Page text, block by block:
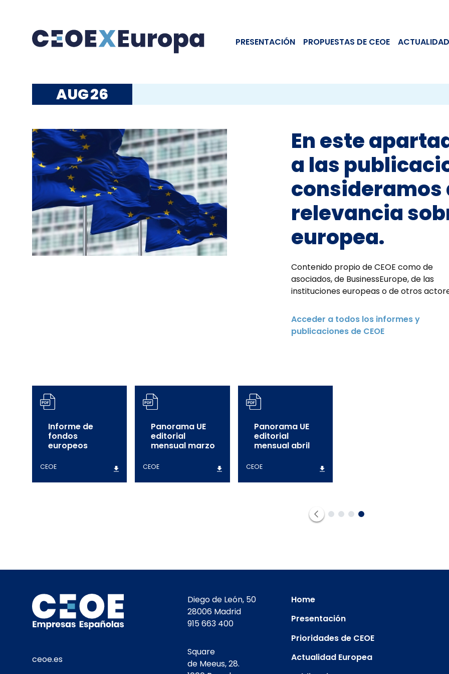
PRESENTACIÓN PROPUESTAS DE CEOE
AUG26
En este
a las
consideramos
relevancia
europea.
Contenido propio de CEOE como de
asociados, de BusinessEurope, de las
instituciones europeas o de otros
Acceder a todos los informes y
publicaciones de CEOE
Informe de
fondos
europeos
CEOE
Panorama UE
editorial
mensual marzo
CEOE
Panorama UE
editorial
mensual abril
CEOE
1 1 2 3 4
ceoe.es
Diego de León, 50
28006 Madrid
915 663 400
Square
de Meeus, 28.
Home
Presentación
Prioridades de CEOE
Actualidad Europea